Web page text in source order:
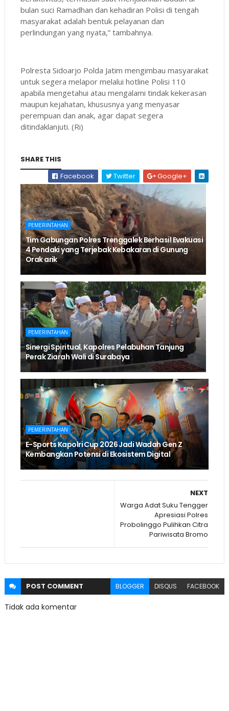
bulan suci Ramadhan dan kehadiran Polisi di tengah
masyarakat adalah bentuk pelayanan dan
perlindungan yang nyata,” tambahnya.
Polresta Sidoarjo Polda Jatim mengimbau masyarakat
untuk segera melapor melalui hotline Polisi 110
apabila mengetahui atau mengalami tindak kekerasan
maupun kejahatan, khususnya yang menyasar
perempuan dan anak, agar dapat segera
ditindaklanjuti. (Ri)
SHARE THIS
Facebook
Twitter Google+
PEMERINTAHAN
Tim Gabungan Polres Trenggalek Berhasil Evakuasi
4 Pendaki yang Terjebak Kebakaran di Gunung
Orak arik
PEMERINTAHAN
Sinergi Spiritual, Kapolres Pelabuhan Tanjung
Perak Ziarah Wali di Surabaya
PEMERINTAHAN
E-Sports Kapolri Cup 2026 Jadi Wadah Gen Z
Kembangkan Potensi di Ekosistem Digital
NEXT
Warga Adat Suku Tengger
Apresiasi Polres
Probolinggo Pulihkan Citra
Pariwisata Bromo
POST COMMENT BLOGGER DISQUS FACEBOOK
Tidak ada komentar